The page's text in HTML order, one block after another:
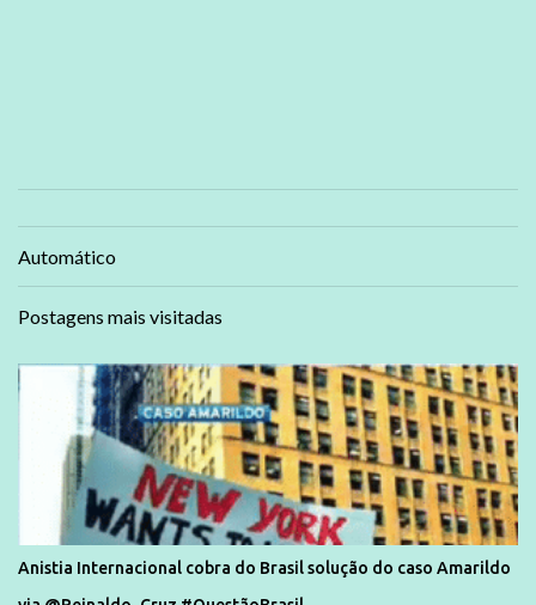
Automático
Postagens mais visitadas
Anistia Internacional cobra do Brasil solução do caso Amarildo